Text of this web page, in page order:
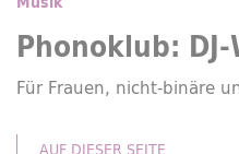
Phonoklub: DJ-
Für Frauen, nicht-binäre